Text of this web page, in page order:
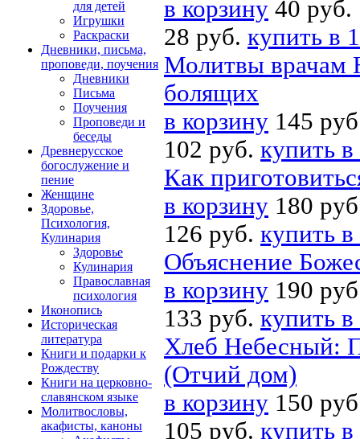
для детей
Игрушки
Раскраски
Дневники, письма,
проповеди, поучения
Дневники
Письма
Поучения
Проповеди и
беседы
Древнерусское
богослужение и
пение
Женщине
Здоровье,
Психология,
Кулинария
Здоровье
Кулинария
Православная
психология
Иконопись
Историческая
литература
Книги и подарки к
Рождеству
Книги на церковно-
славянском языке
Молитвословы,
акафисты, каноны
в корзину 40 руб.
28 руб. купить в
Молитвы врачам
болящих
в корзину 145
102 руб. купить
Как
в корзину 180
126 руб. купить
Объяснение
в корзину 190
133 руб. купить
Хлеб Небесный:
(Отчий дом)
в корзину 150
105 руб. купить